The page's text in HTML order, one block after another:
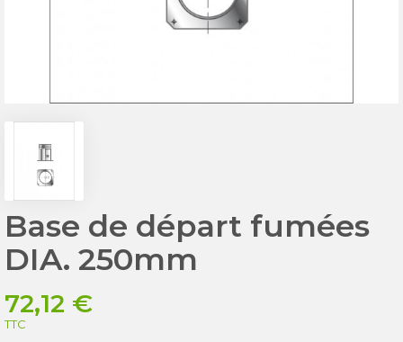
Base de départ fumées
DIA. 250mm
72,12 €
TTC